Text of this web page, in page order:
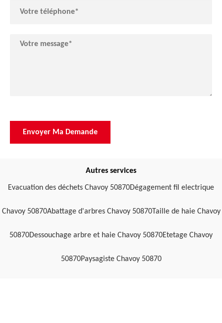
Autres services
Evacuation des déchets Chavoy 50870Dégagement fil electrique
Chavoy 50870Abattage d'arbres Chavoy 50870Taille de haie Chavoy
50870Dessouchage arbre et haie Chavoy 50870Etetage Chavoy
50870Paysagiste Chavoy 50870